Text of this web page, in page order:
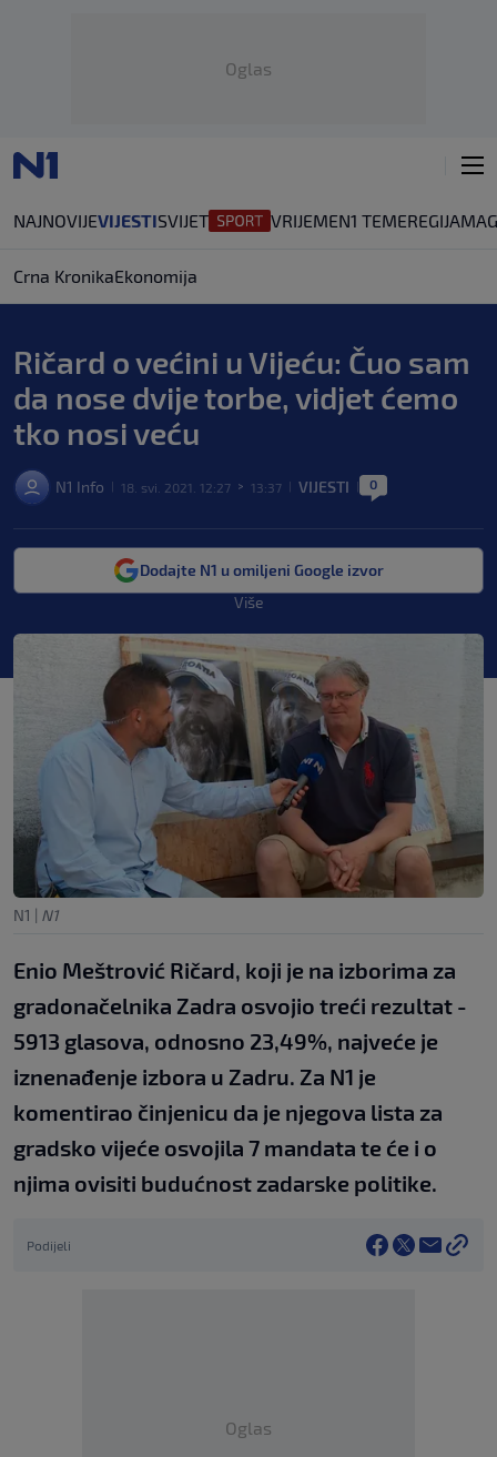
Oglas
NAJNOVIJEVIJESTISVIJET VRIJEMEN1 TEMEREGIJA
Crna KronikaEkonomija
Ričard o većini u Vijeću: Čuo sam
da nose dvije torbe, vidjet ćemo
tko nosi veću
N1 Info 18. svi. 2021. 12:27 > 13:37 VIJESTI 0
Dodajte N1 u omiljeni Google izvor
Više
N1 | N1
Enio Meštrović Ričard, koji je na izborima za
gradonačelnika Zadra osvojio treći rezultat -
5913 glasova, odnosno 23,49%, najveće je
iznenađenje izbora u Zadru. Za N1 je
komentirao činjenicu da je njegova lista za
gradsko vijeće osvojila 7 mandata te će i o
njima ovisiti budućnost zadarske politike.
Podijeli
Oglas